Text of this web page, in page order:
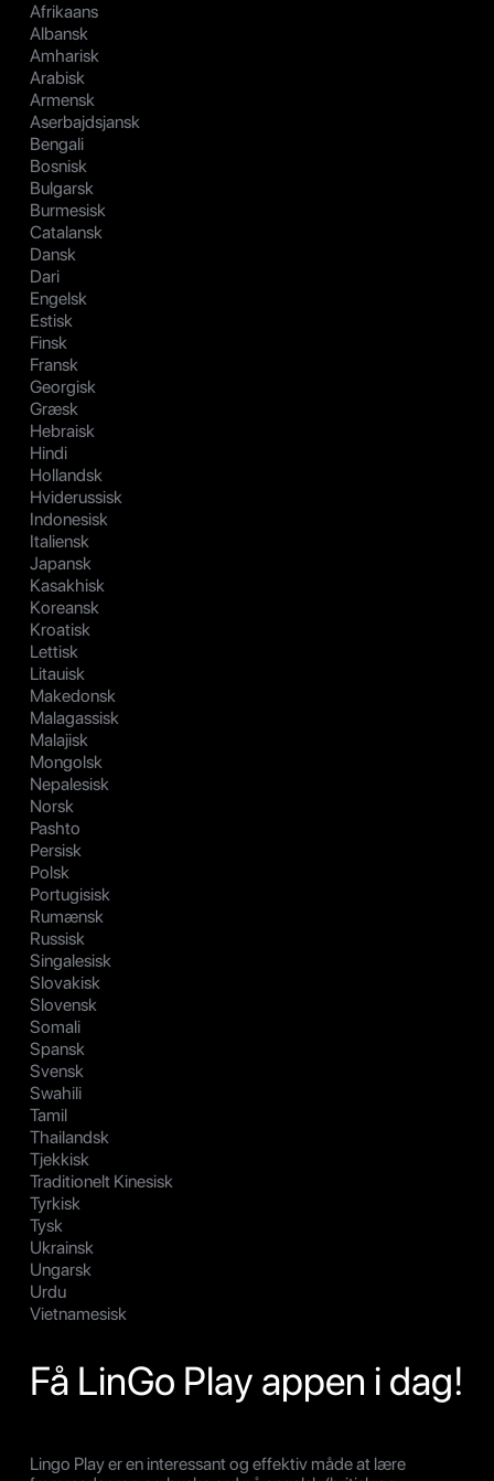
Afrikaans
Albansk
Amharisk
Arabisk
Armensk
Aserbajdsjansk
Bengali
Bosnisk
Bulgarsk
Burmesisk
Catalansk
Dansk
Dari
Engelsk
Estisk
Finsk
Fransk
Georgisk
Græsk
Hebraisk
Hindi
Hollandsk
Hviderussisk
Indonesisk
Italiensk
Japansk
Kasakhisk
Koreansk
Kroatisk
Lettisk
Litauisk
Makedonsk
Malagassisk
Malajisk
Mongolsk
Nepalesisk
Norsk
Pashto
Persisk
Polsk
Portugisisk
Rumænsk
Russisk
Singalesisk
Slovakisk
Slovensk
Somali
Spansk
Svensk
Swahili
Tamil
Thailandsk
Tjekkisk
Traditionelt Kinesisk
Tyrkisk
Tysk
Ukrainsk
Ungarsk
Urdu
Vietnamesisk
Få LinGo Play appen i dag!
Lingo Play er en interessant og effektiv måde at lære